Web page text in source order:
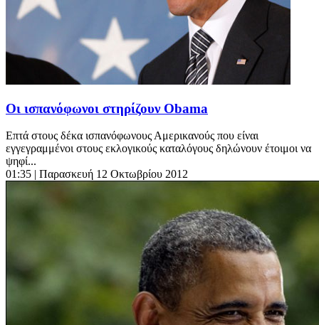
Οι ισπανόφωνοι στηρίζουν Obama
Eπτά στους δέκα ισπανόφωνους Αμερικανούς που είναι
εγγεγραμμένοι στους εκλογικούς καταλόγους δηλώνουν έτοιμοι να
ψηφί...
01:35 | Παρασκευή 12 Οκτωβρίου 2012